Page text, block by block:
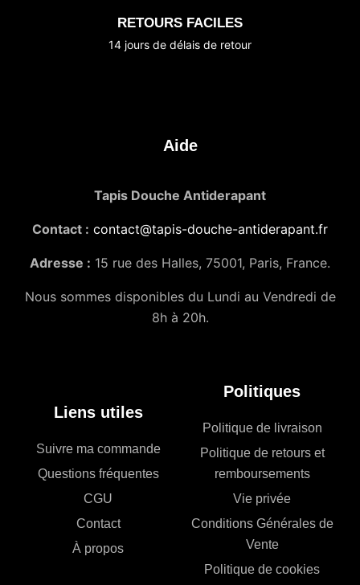
RETOURS FACILES
14 jours de délais de retour
Aide
Tapis Douche Antiderapant
Contact : contact@tapis-douche-antiderapant.fr
Adresse : 15 rue des Halles, 75001, Paris, France.
Nous sommes disponibles du Lundi au Vendredi de
8h à 20h.
Liens utiles
Suivre ma commande
Questions fréquentes
CGU
Contact
À propos
Politiques
Politique de livraison
Politique de retours et
remboursements
Vie privée
Conditions Générales de
Vente
Politique de cookies